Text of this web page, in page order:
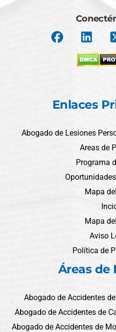
Enlaces
Abogado de Lesiones
Areas de
Programa
Mapa
Mapa
Aviso
Política de
Áreas de
Abogado de Accidentes
Abogado de Accidentes de
Abogado de Accidentes de